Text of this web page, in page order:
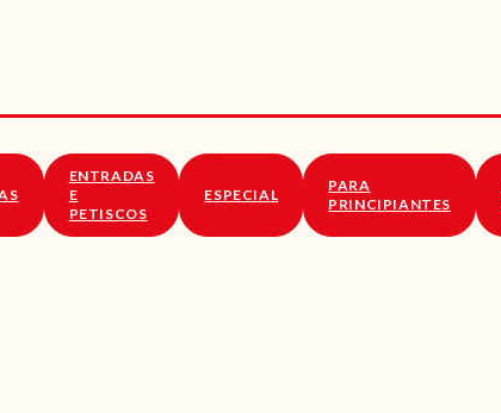
NÓS
ENTRADAS
E
PETISCOS
ESPECIAL
PARA
PRINCIPIANTES